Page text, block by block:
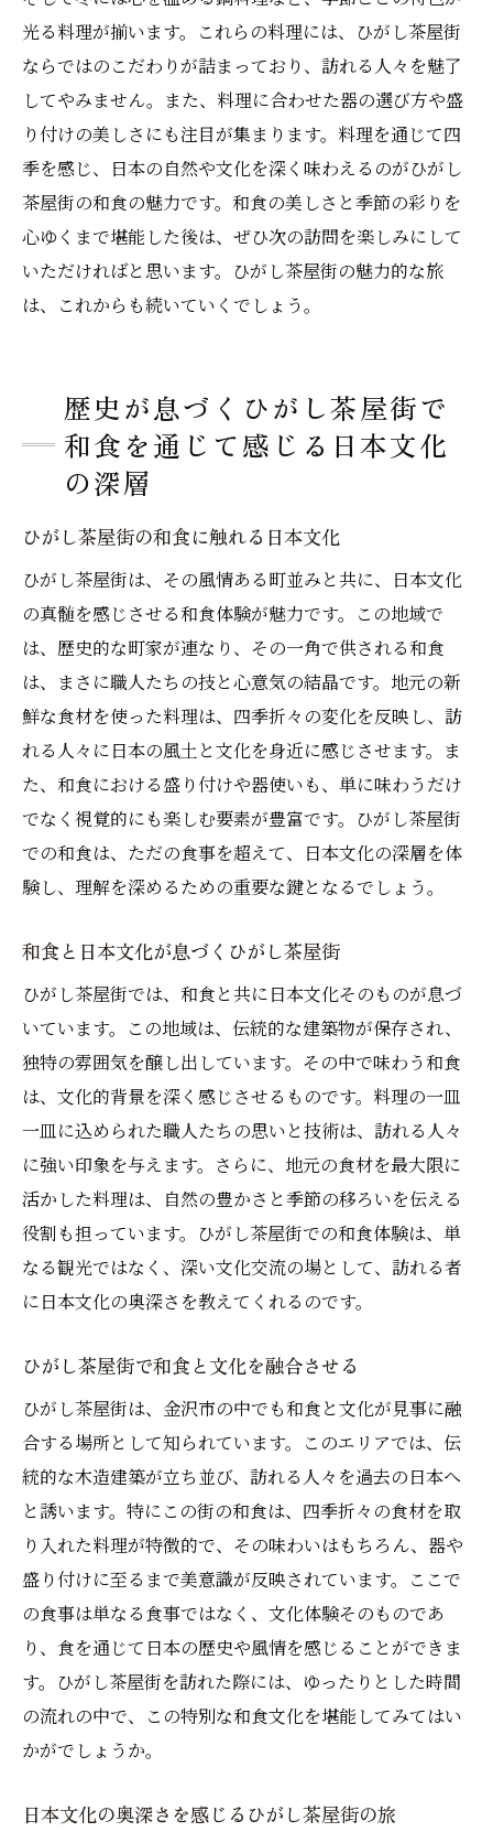
光る料理が揃います。これらの料理には、ひがし茶屋街
ならではのこだわりが詰まっており、訪れる人々を魅了
してやみません。また、料理に合わせた器の選び方や盛
り付けの美しさにも注目が集まります。料理を通じて四
季を感じ、日本の自然や文化を深く味わえるのがひがし
茶屋街の和食の魅力です。和食の美しさと季節の彩りを
心ゆくまで堪能した後は、ぜひ次の訪問を楽しみにして
いただければと思います。ひがし茶屋街の魅力的な旅
は、これからも続いていくでしょう。
歴史が息づくひがし茶屋街で
和食を通じて感じる日本文化
の深層
ひがし茶屋街の和食に触れる日本文化
ひがし茶屋街は、その風情ある町並みと共に、日本文化
の真髄を感じさせる和食体験が魅力です。この地域で
は、歴史的な町家が連なり、その一角で供される和食
は、まさに職人たちの技と心意気の結晶です。地元の新
鮮な食材を使った料理は、四季折々の変化を反映し、訪
れる人々に日本の風土と文化を身近に感じさせます。ま
た、和食における盛り付けや器使いも、単に味わうだけ
でなく視覚的にも楽しむ要素が豊富です。ひがし茶屋街
での和食は、ただの食事を超えて、日本文化の深層を体
験し、理解を深めるための重要な鍵となるでしょう。
和食と日本文化が息づくひがし茶屋街
ひがし茶屋街では、和食と共に日本文化そのものが息づ
いています。この地域は、伝統的な建築物が保存され、
独特の雰囲気を醸し出しています。その中で味わう和食
は、文化的背景を深く感じさせるものです。料理の一皿
一皿に込められた職人たちの思いと技術は、訪れる人々
に強い印象を与えます。さらに、地元の食材を最大限に
活かした料理は、自然の豊かさと季節の移ろいを伝える
役割も担っています。ひがし茶屋街での和食体験は、単
なる観光ではなく、深い文化交流の場として、訪れる者
に日本文化の奥深さを教えてくれるのです。
ひがし茶屋街で和食と文化を融合させる
ひがし茶屋街は、金沢市の中でも和食と文化が見事に融
合する場所として知られています。このエリアでは、伝
統的な木造建築が立ち並び、訪れる人々を過去の日本へ
と誘います。特にこの街の和食は、四季折々の食材を取
り入れた料理が特徴的で、その味わいはもちろん、器や
盛り付けに至るまで美意識が反映されています。ここで
の食事は単なる食事ではなく、文化体験そのものであ
り、食を通じて日本の歴史や風情を感じることができま
す。ひがし茶屋街を訪れた際には、ゆったりとした時間
の流れの中で、この特別な和食文化を堪能してみてはい
かがでしょうか。
日本文化の奥深さを感じるひがし茶屋街の旅